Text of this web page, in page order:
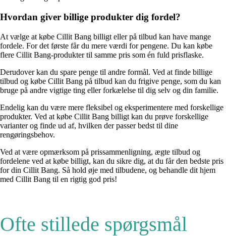
Hvordan giver billige produkter dig fordel?
At vælge at købe Cillit Bang billigt eller på tilbud kan have mange
fordele. For det første får du mere værdi for pengene. Du kan købe
flere Cillit Bang-produkter til samme pris som én fuld prisflaske.
Derudover kan du spare penge til andre formål. Ved at finde billige
tilbud og købe Cillit Bang på tilbud kan du frigive penge, som du kan
bruge på andre vigtige ting eller forkælelse til dig selv og din familie.
Endelig kan du være mere fleksibel og eksperimentere med forskellige
produkter. Ved at købe Cillit Bang billigt kan du prøve forskellige
varianter og finde ud af, hvilken der passer bedst til dine
rengøringsbehov.
Ved at være opmærksom på prissammenligning, ægte tilbud og
fordelene ved at købe billigt, kan du sikre dig, at du får den bedste pris
for din Cillit Bang. Så hold øje med tilbudene, og behandle dit hjem
med Cillit Bang til en rigtig god pris!
Ofte stillede spørgsmål